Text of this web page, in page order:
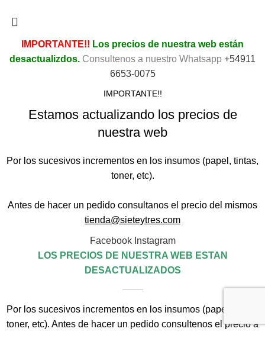
IMPORTANTE!! Los precios de nuestra web están
desactualizdos. Consultenos a nuestro Whatsapp +54911
6653-0075
IMPORTANTE!!
Estamos actualizando los precios de
nuestra web
Por los sucesivos incrementos en los insumos (papel, tintas,
toner, etc).
Antes de hacer un pedido consultanos el precio del mismos
tienda@sieteytres.com
Facebook Instagram
LOS PRECIOS DE NUESTRA WEB ESTAN
DESACTUALIZADOS
Por los sucesivos incrementos en los insumos (papel, tintas,
toner, etc). Antes de hacer un pedido consultenos el precio a